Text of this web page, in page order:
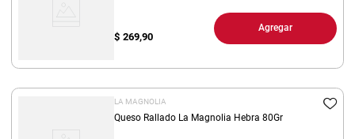
$ 269,90
Agregar
LA MAGNOLIA
Queso Rallado La Magnolia Hebra 80Gr